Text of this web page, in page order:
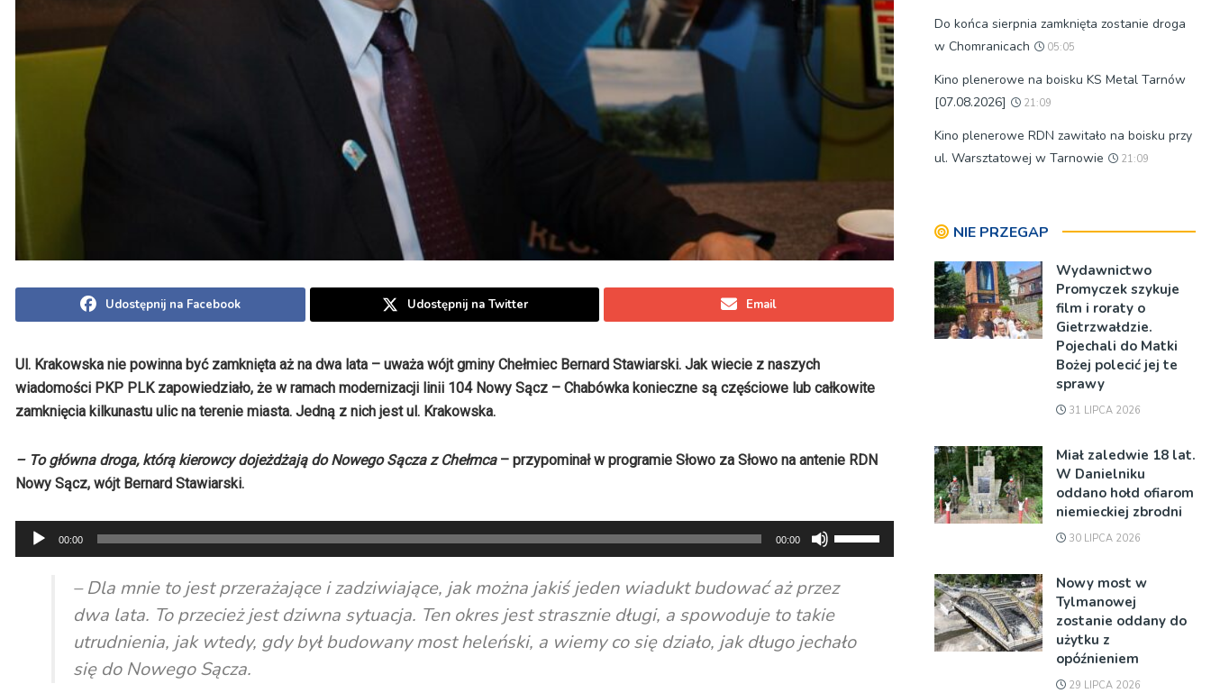
Udostępnij na Facebook Udostępnij na Twitter Email
Ul. Krakowska nie powinna być zamknięta aż na dwa lata – uważa wójt gminy Chełmiec Bernard Stawiarski. Jak wiecie z naszych
wiadomości PKP PLK zapowiedziało, że w ramach modernizacji linii 104 Nowy Sącz – Chabówka konieczne są częściowe lub całkowite
zamknięcia kilkunastu ulic na terenie miasta. Jedną z nich jest ul. Krakowska.
– To główna droga, którą kierowcy dojeżdżają do Nowego Sącza z Chełmca– przypominał w programie Słowo za Słowo na antenie RDN
Nowy Sącz, wójt Bernard Stawiarski.
Odtwarzacz
plików
dźwiękowych
00:00 00:00
strzałek
do
– Dla mnie to jest przerażające i zadziwiające, jak można jakiś jeden wiadukt budować aż przez
dwa lata. To przecież jest dziwna sytuacja. Ten okres jest strasznie długi, a spowoduje to takie
utrudnienia, jak wtedy, gdy był budowany most heleński, a wiemy co się działo, jak długo jechało
się do Nowego Sącza.
Do końca sierpnia zamknięta zostanie droga
w Chomranicach
05:05
Kino plenerowe na boisku KS Metal Tarnów
[07.08.2026]
21:09
Kino plenerowe RDN zawitało na boisku przy
ul. Warsztatowej w Tarnowie
21:09
NIE PRZEGAP
Wydawnictwo
Promyczek szykuje
film i roraty o
Gietrzwałdzie.
Pojechali do Matki
Bożej polecić jej te
sprawy
31 LIPCA 2026
Miał zaledwie 18 lat.
W Danielniku
oddano hołd ofiarom
niemieckiej zbrodni
30 LIPCA 2026
Nowy most w
Tylmanowej
zostanie oddany do
użytku z
opóźnieniem
29 LIPCA 2026